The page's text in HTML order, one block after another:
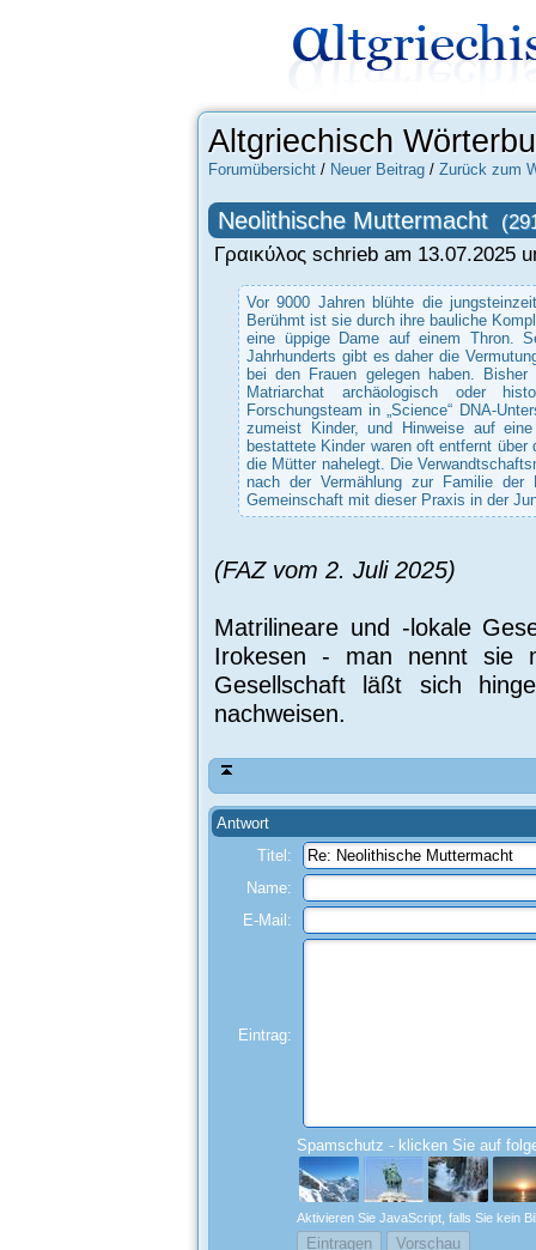
Altgriechisch
Forumübersicht / Neuer Beitrag / Zurück zum
Neolithische Muttermacht
Γραικύλος schrieb am 13.07.2025
Vor 9000 Jahren blühte die
Berühmt ist sie durch ihre bauliche
eine üppige Dame auf einem Thron.
Jahrhunderts gibt es daher die
bei den Frauen gelegen haben.
Matriarchat archäologisch oder
Forschungsteam in „Science“ DNA-
zumeist Kinder, und Hinweise auf
bestattete Kinder waren oft entfernt
die Mütter nahelegt. Die
nach der Vermählung zur Familie
Gemeinschaft mit dieser Praxis in der
(FAZ vom 2. Juli 2025)
Matrilineare und -lokale
Irokesen - man nennt sie
Gesellschaft läßt sich
nachweisen.
Antwort
Titel:
Name:
E-Mail:
Eintrag:
Spamschutz - klicken Sie auf
Aktivieren Sie JavaScript, falls Sie kein